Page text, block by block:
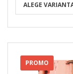
ALEGE
PROMO